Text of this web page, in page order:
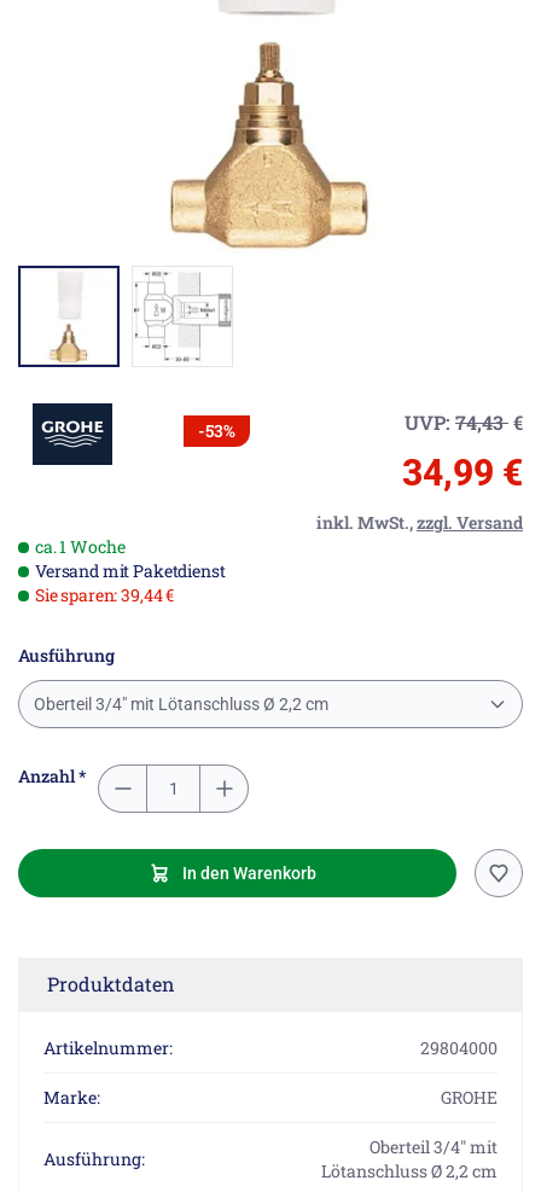
-53% UVP: 74,43€
34,99 €
inkl. MwSt.,zzgl. Versand
ca. 1 Woche
Versand mit Paketdienst
Sie sparen: 39,44 €
Ausführung
Oberteil 3/4" mit Lötanschluss Ø 2,2 cm
Anzahl *
In den Warenkorb
Produktdaten
Artikelnummer: 29804000
Marke: GROHE
Ausführung:
Oberteil 3/4" mit
Lötanschluss Ø 2,2 cm